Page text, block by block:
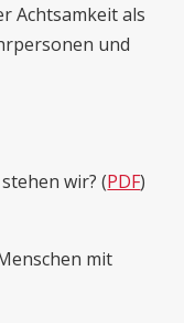
Achtsamkeit als
und
wir? (PDF)
mit